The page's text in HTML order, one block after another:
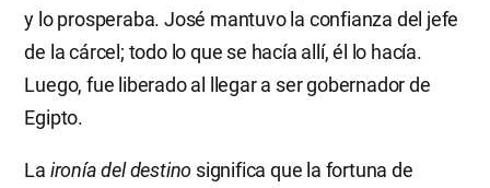
y lo prosperaba. José mantuvo la confianza del jefe
de la cárcel; todo lo que se hacía allí, él lo hacía.
Luego, fue liberado al llegar a ser gobernador de
Egipto.
La ironía del destino significa que la fortuna de